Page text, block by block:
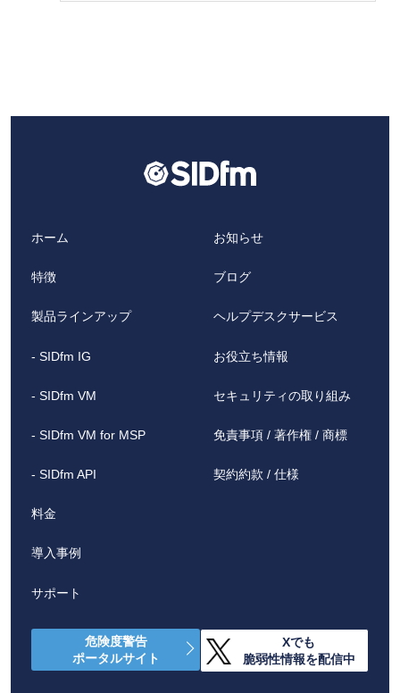
ホーム
特徴
製品ラインアップ
- SIDfm IG
- SIDfm VM
- SIDfm VM for MSP
- SIDfm API
料金
導入事例
サポート
お知らせ
ブログ
ヘルプデスクサービス
お役立ち情報
セキュリティの取り組み
免責事項 / 著作権 / 商標
契約約款 / 仕様
危険度警告
ポータルサイト
Xでも
脆弱性情報を配信中